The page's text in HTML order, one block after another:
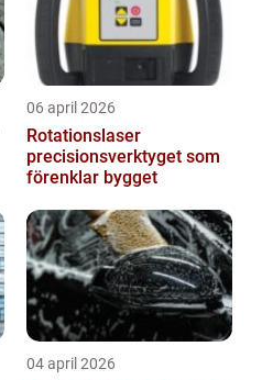
06 april 2026
Rotationslaser
precisionsverktyget som
förenklar bygget
04 april 2026